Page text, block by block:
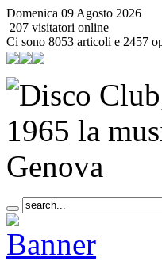
Domenica 09 Agosto 2026
207 visitatori online
Ci sono 8053 articoli e 2457